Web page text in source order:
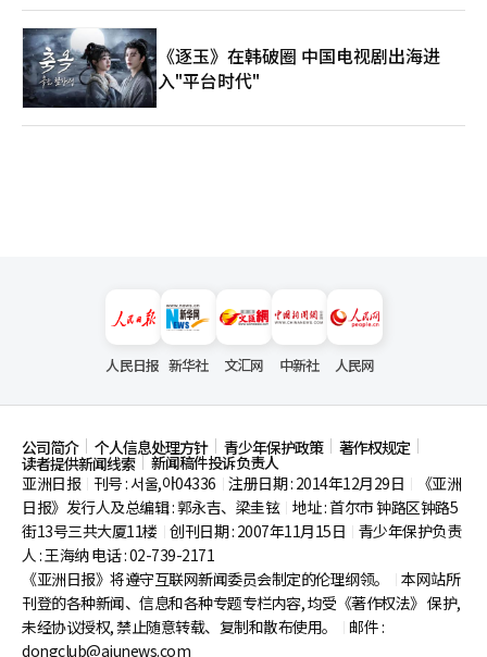
《逐玉》在韩破圈 中国电视剧出海进
入"平台时代"
人民日报 新华社 文汇网 中新社 人民网
公司简介 个人信息处理方针 青少年保护政策 著作权规定
读者提供新闻线索
新闻稿件投诉负责人
亚洲日报
刊号 : 서울,아04336 注册日期 : 2014年12月29日
《亚洲
日报》发行人及总编辑 : 郭永吉、梁圭铉 地址 : 首尔市钟路区钟路5
街13号三共大厦11楼 创刊日期 : 2007年11月15日
青少年保护负责
人 : 王海纳 电话 : 02-739-2171
《亚洲日报》将遵守互联网新闻委员会制定的伦理纲领。
本网站所
刊登的各种新闻、信息和各种专题专栏内容, 均受《著作权法》 保护,
未经协议授权, 禁止随意转载、复制和散布使用。
邮件 :
dongclub@ajunews.com